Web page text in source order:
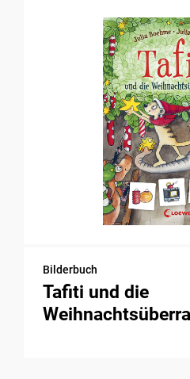
Bilderbuch
Tafiti und die